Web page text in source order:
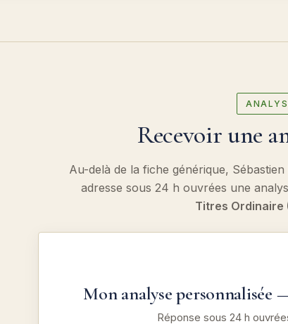
Recevoir une
Au-delà de la fiche générique,
adresse sous 24 h ouvrées une
Titres Ordinaire
Mon analyse
Réponse sous 24 h